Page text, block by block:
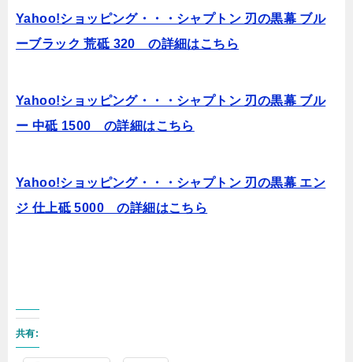
Yahoo!ショッピング・・・シャプトン 刃の黒幕 ブル
ーブラック 荒砥 320 の詳細はこちら
Yahoo!ショッピング・・・シャプトン 刃の黒幕 ブル
ー 中砥 1500 の詳細はこちら
Yahoo!ショッピング・・・シャプトン 刃の黒幕 エン
ジ 仕上砥 5000 の詳細はこちら
共有: